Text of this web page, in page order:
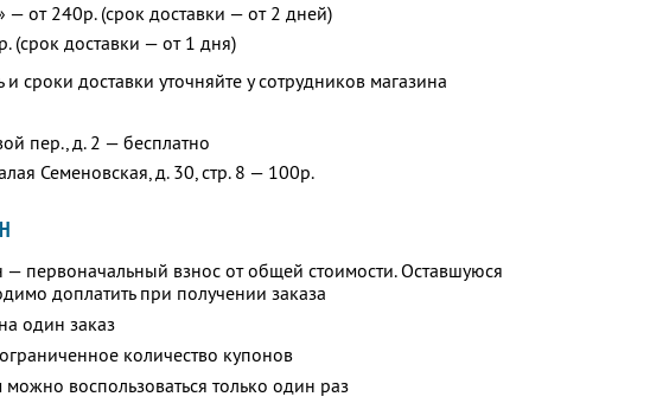
— от 240р. (срок доставки — от 2 дней)
(срок доставки — от 1 дня)
и сроки доставки уточняйте у сотрудников магазина
пер., д. 2 — бесплатно
Семеновская, д. 30, стр. 8 — 100р.
— первоначальный взнос от общей стоимости. Оставшуюся
доплатить при получении заказа
один заказ
количество купонов
воспользоваться только один раз